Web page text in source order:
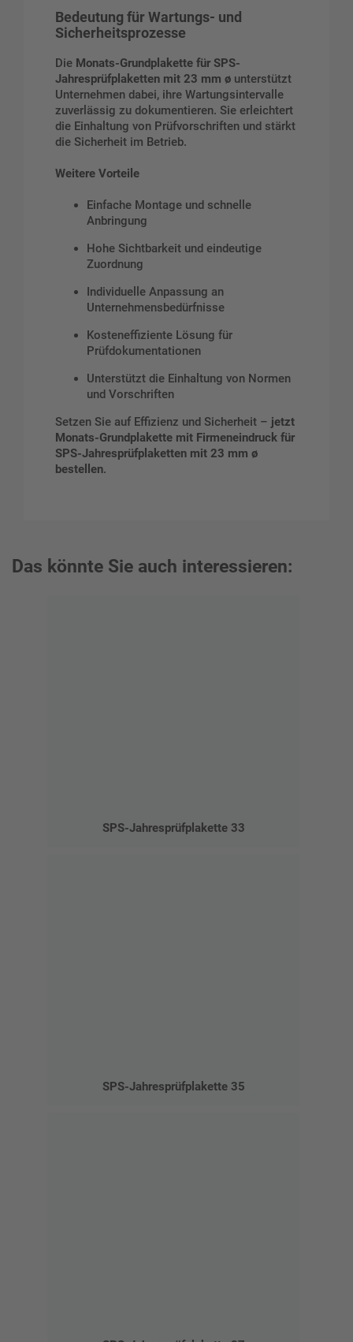
Bedeutung für Wartungs- und
Sicherheitsprozesse
Die Monats-Grundplakette für SPS-
Jahresprüfplaketten mit 23 mm ø unterstützt
Unternehmen dabei, ihre Wartungsintervalle
zuverlässig zu dokumentieren. Sie erleichtert
die Einhaltung von Prüfvorschriften und stärkt
die Sicherheit im Betrieb.
Weitere Vorteile
Einfache Montage und schnelle
Anbringung
Hohe Sichtbarkeit und eindeutige
Zuordnung
Individuelle Anpassung an
Unternehmensbedürfnisse
Kosteneffiziente Lösung für
Prüfdokumentationen
Unterstützt die Einhaltung von Normen
und Vorschriften
Setzen Sie auf Effizienz und Sicherheit – jetzt
Monats-Grundplakette mit Firmeneindruck für
SPS-Jahresprüfplaketten mit 23 mm ø
bestellen.
Das könnte Sie auch interessieren:
SPS-Jahresprüfplakette 33
SPS-Jahresprüfplakette 35